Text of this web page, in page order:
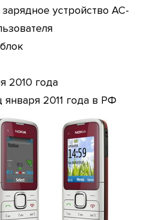
устройство AC-
2010 года
января 2011 года в РФ